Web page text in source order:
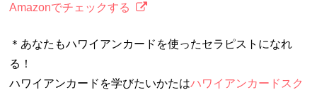
Amazonでチェックする
＊あなたもハワイアンカードを使ったセラピストになれ
る！
ハワイアンカードを学びたいかたはハワイアンカードスク